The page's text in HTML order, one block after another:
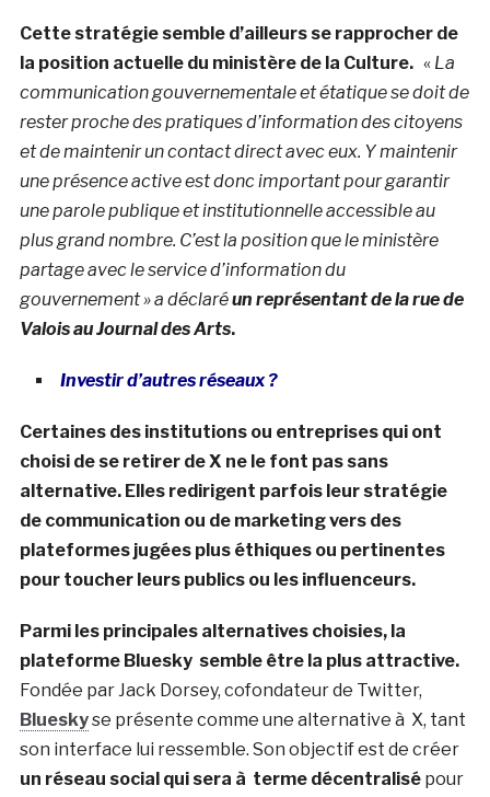
Cette stratégie semble d’ailleurs se rapprocher de
la position actuelle du ministère de la Culture.« La
communication gouvernementale et étatique se doit de
rester proche des pratiques d’information des citoyens
et de maintenir un contact direct avec eux. Y maintenir
une présence active est donc important pour garantir
une parole publique et institutionnelle accessible au
plus grand nombre. C’est la position que le ministère
partage avec le service d’information du
gouvernement » a déclaréun représentant de la rue de
Valois auJournal des Arts.
Investir d’autres réseaux ?
Certaines des institutions ou entreprises qui ont
choisi de se retirer de X ne le font pas sans
alternative. Elles redirigent parfois leur stratégie
de communication ou de marketing vers des
plateformes jugées plus éthiques ou pertinentes
pour toucher leurs publics ou les influenceurs.
Parmi les principales alternatives choisies, la
plateforme Bluesky semble être la plus attractive.
Fondée par Jack Dorsey, cofondateur de Twitter,
Blueskyse présente comme une alternative à X, tant
son interface lui ressemble. Son objectif est de créer
un réseau social qui sera à terme décentralisépour